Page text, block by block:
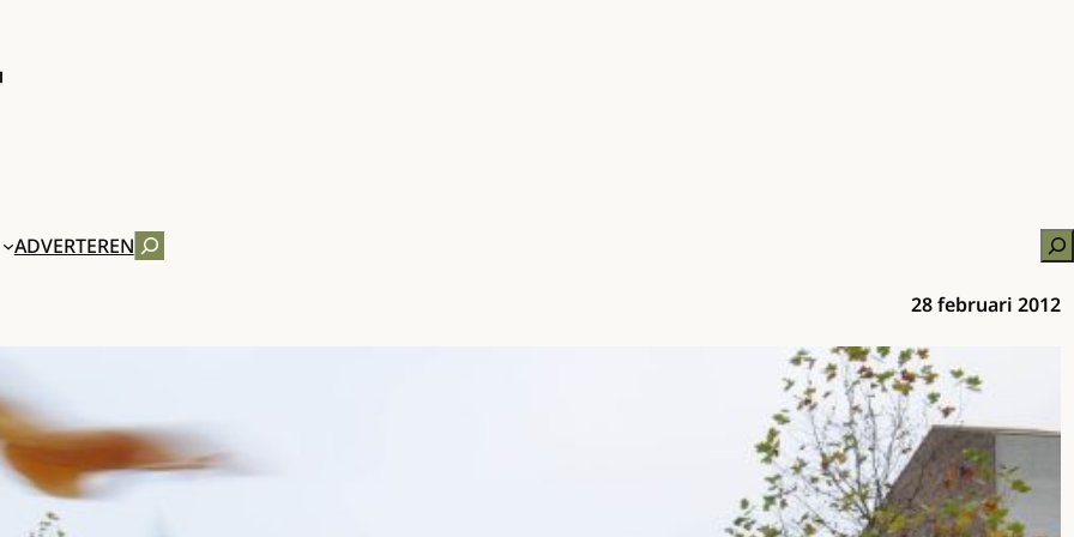
ADVERTERENZOEKEN
28 februari 2012